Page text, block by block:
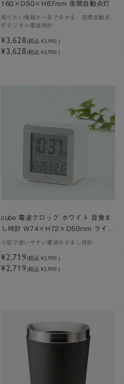
160×D50×H67mm 夜間自動点灯
知りたい情報が一目で分かる、夜間自動点
灯デジタル電波時計
¥3,628 (税込 ¥3,990 )
¥3,628 (税込 ¥3,990 )
cube 電波クロック ホワイト 目覚ま
し時計 W74×H72×D50mm ライト
付き
小型で使いやすい電波めざまし時計
¥2,719 (税込 ¥2,990 )
¥2,719 (税込 ¥2,990 )